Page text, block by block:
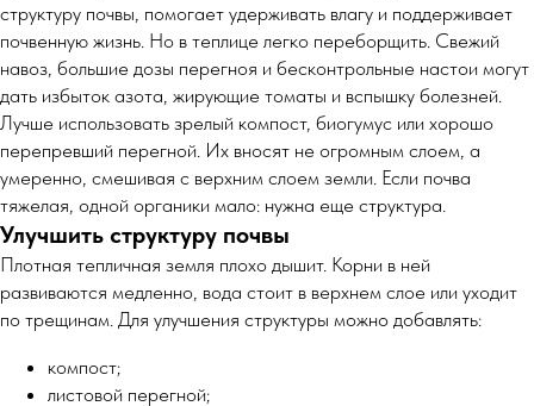
структуру почвы, помогает удерживать влагу и поддерживает
почвенную жизнь. Но в теплице легко переборщить. Свежий
навоз, большие дозы перегноя и бесконтрольные настои могут
дать избыток азота, жирующие томаты и вспышку болезней.
Лучше использовать зрелый компост, биогумус или хорошо
перепревший перегной. Их вносят не огромным слоем, а
умеренно, смешивая с верхним слоем земли. Если почва
тяжелая, одной органики мало: нужна еще структура.
Улучшить структуру почвы
Плотная тепличная земля плохо дышит. Корни в ней
развиваются медленно, вода стоит в верхнем слое или уходит
по трещинам. Для улучшения структуры можно добавлять:
компост;
листовой перегной;